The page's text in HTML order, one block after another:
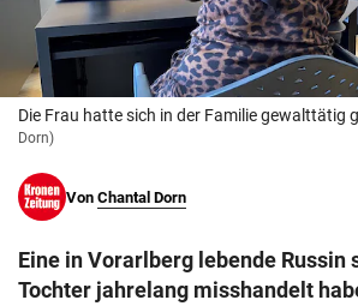
© Krone Multimedia GmbH & Co KG 2026
Muthgasse 2, 1190 Wien
Die Frau hatte sich in der Familie gewalttätig
Dorn)
Von Chantal Dorn
Eine in Vorarlberg lebende Russin
Tochter jahrelang misshandelt